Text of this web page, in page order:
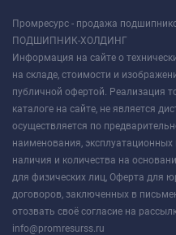
Промресурс - продажа
ПОДШИПНИК-ХОЛДИНГ
Информация на сайте о
на складе, стоимости и
публичной офертой. Реализация
каталоге на сайте, не является
осуществляется по
наименования, эксплуатационных
наличия и количества на
для физических лиц, Оферта для
договоров, заключенных в
отозвать своё согласие на
info@promresurss.ru